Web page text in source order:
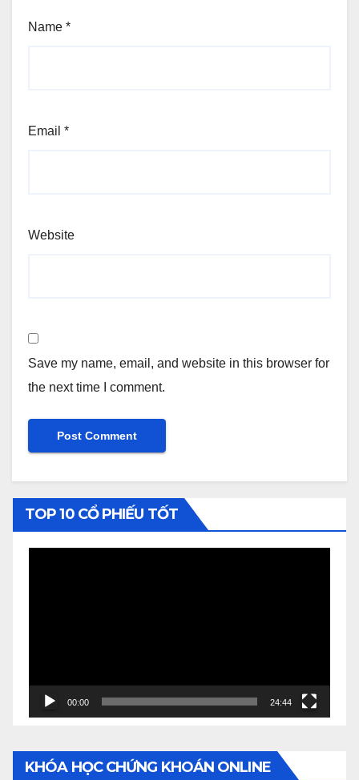
Name *
Email *
Website
Save my name, email, and website in this browser for
the next time I comment.
TOP 10 CỔ PHIẾU TỐT
00:00 24:44
KHÓA HỌC CHỨNG KHOÁN ONLINE